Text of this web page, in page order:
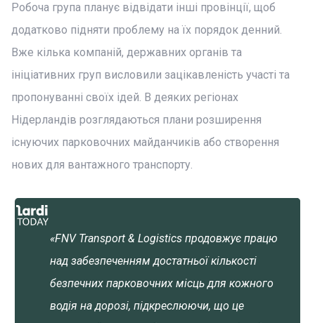
Робоча група планує відвідати інші провінції, щоб
додатково підняти проблему на їх порядок денний.
Вже кілька компаній, державних органів та
ініціативних груп висловили зацікавленість участі та
пропонуванні своїх ідей. В деяких регіонах
Нідерландів розглядаються плани розширення
існуючих парковочних майданчиків або створення
нових для вантажного транспорту.
«FNV Transport & Logistics продовжує працю
над забезпеченням достатньої кількості
безпечних парковочних місць для кожного
водія на дорозі, підкреслюючи, що це